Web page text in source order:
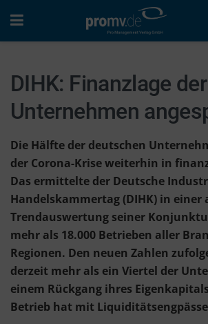
DIHK: Finanzlage der
Unternehmen
Die Hälfte der deutschen
der Corona-Krise weiterhin in
Das ermittelte der Deutsche
Handelskammertag (DIHK) in einer
Trendauswertung seiner
mehr als 18.000 Betrieben aller
Regionen. Den neuen Zahlen
derzeit mehr als ein Viertel der
einem Rückgang ihres
Betrieb hat mit